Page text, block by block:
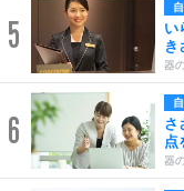
5
い
き
器
6
さ
点
器